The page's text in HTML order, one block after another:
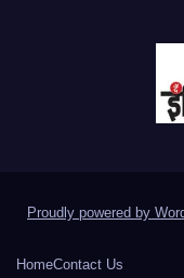
Proudly powered by
HomeContact Us